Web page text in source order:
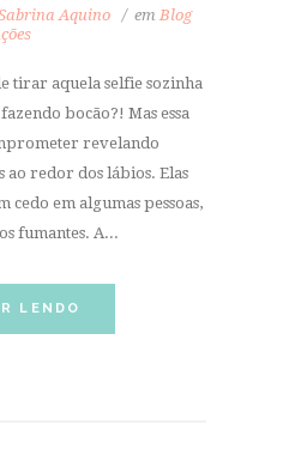
Aquino em Blog
tirar aquela selfie sozinha
bocão?! Mas essa
revelando
ao redor dos lábios. Elas
em algumas pessoas,
fumantes. A...
LENDO